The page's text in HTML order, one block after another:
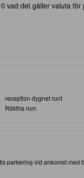
vad det gäller valuta för
reception dygnet runt
Rökfria rum
parkering vid ankomst med